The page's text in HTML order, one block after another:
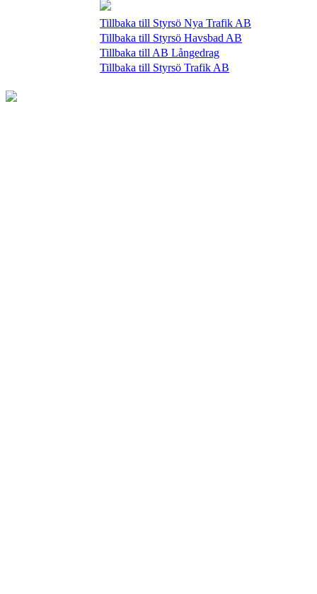
Tillbaka till Styrsö Nya Trafik AB
Tillbaka till Styrsö Havsbad AB
Tillbaka till AB Långedrag
Tillbaka till Styrsö Trafik AB